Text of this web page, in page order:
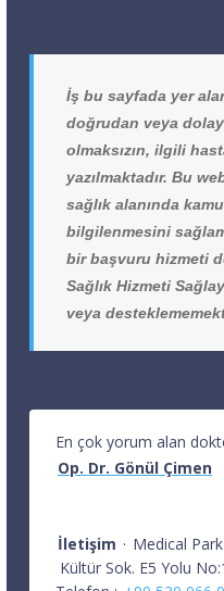
İş bu sayfada yer
doğrudan veya
olmaksızın, ilgili
yazılmaktadır. Bu
sağlık alanında
bilgilenmesini
bir başvuru hizmeti
Sağlık Hizmeti
veya
En çok yorum alan
Op. Dr. Gönül Çimen
İletişim · Medical
Kültür Sok. E5 Yolu